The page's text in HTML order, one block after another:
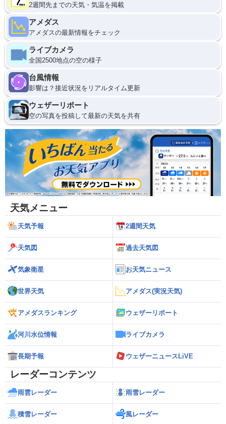
2週間先までの天気・気温を掲載
アメダス
アメダスの最新情報をチェック
ライブカメラ
全国2500地点の空の様子
台風情報
影響は？接近状況をリアルタイム更新
ウェザーリポート
空の写真を投稿して最新の天気を共有
天気メニュー
天気予報 2週間天気
天気図 過去天気図
気象衛星 お天気ニュース
世界天気 アメダス(実況天気)
アメダスランキング ウェザーリポート
河川水位情報 ライブカメラ
長期予報 ウェザーニュースLiVE
レーダーコンテンツ
雨雲レーダー 雨雪レーダー
積雪レーダー 風レーダー